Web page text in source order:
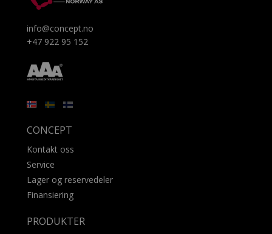
info@concept.no
+47 922 95 152
CONCEPT
Kontakt oss
Service
Lager og reservedeler
Finansiering
PRODUKTER